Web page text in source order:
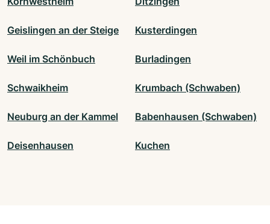
Geislingen an der Steige Kusterdingen
Weil im Schönbuch Burladingen
Schwaikheim Krumbach (Schwaben)
Neuburg an der Kammel Babenhausen (Schwaben)
Deisenhausen Kuchen